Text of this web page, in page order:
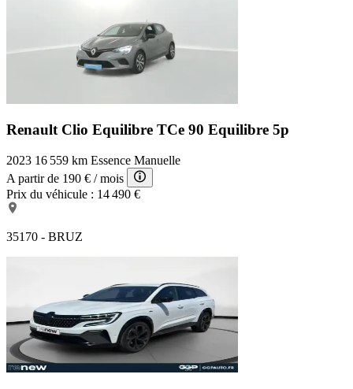
Renault Clio Equilibre TCe 90 Equilibre 5p
2023 16 559 km Essence Manuelle
A partir de 190 € / mois
Prix du véhicule : 14 490 €
35170 - BRUZ